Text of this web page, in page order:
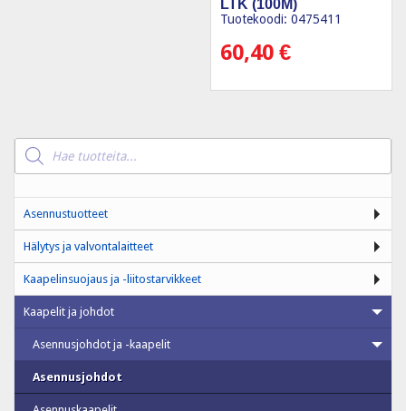
LTK (100M)
Tuotekoodi: 0475411
60,40€
Products
search
Asennustuotteet
Hälytys ja valvontalaitteet
Kaapelinsuojaus ja -liitostarvikkeet
Kaapelit ja johdot
Asennusjohdot ja -kaapelit
Asennusjohdot